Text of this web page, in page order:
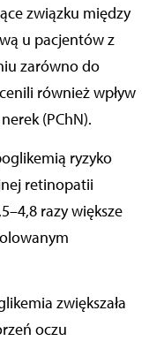
związku między
u pacjentów z
zarówno do
również wpływ
(PChN).
ryzyko
retinopatii
razy większe
zwiększała
oczu